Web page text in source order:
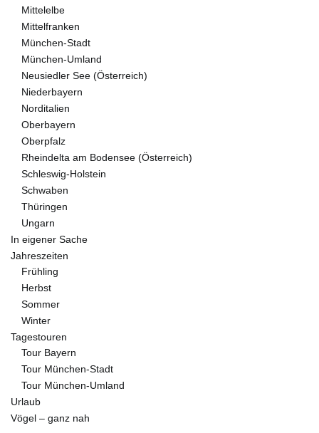
Mittelelbe
Mittelfranken
München-Stadt
München-Umland
Neusiedler See (Österreich)
Niederbayern
Norditalien
Oberbayern
Oberpfalz
Rheindelta am Bodensee (Österreich)
Schleswig-Holstein
Schwaben
Thüringen
Ungarn
In eigener Sache
Jahreszeiten
Frühling
Herbst
Sommer
Winter
Tagestouren
Tour Bayern
Tour München-Stadt
Tour München-Umland
Urlaub
Vögel – ganz nah